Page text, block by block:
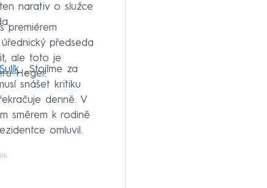
narativ o služce
premiérem
předseda
ale toto je
Heger.
. „Stojíme za
snášet kritiku
denně. V
směrem k rodině
omluvil.